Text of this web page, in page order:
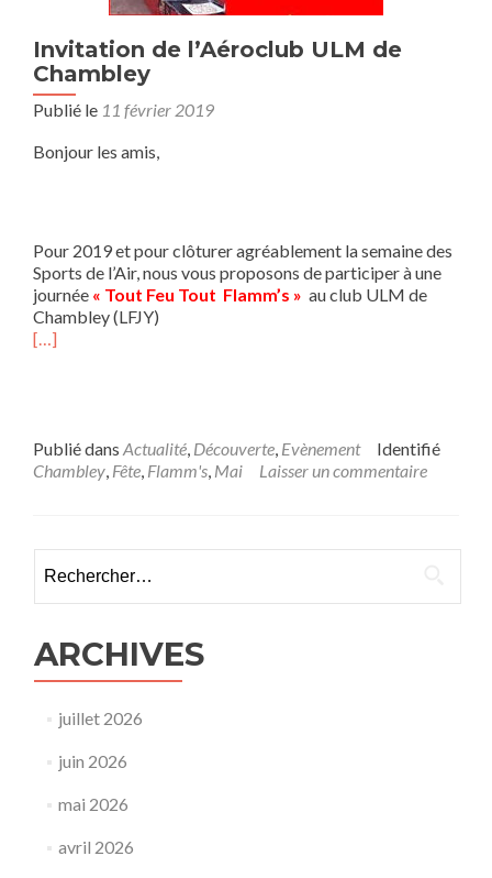
Invitation de l’Aéroclub ULM de
Chambley
Publié le 11 février 2019
Bonjour les amis,
Pour 2019 et pour clôturer agréablement la semaine des
Sports de l’Air, nous vous proposons de participer à une
journée « Tout Feu Tout Flamm’s » au club ULM de
Chambley (LFJY)
[…]
Publié dans Actualité, Découverte, Evènement
Identifié
Chambley, Fête, Flamm's, Mai Laisser un commentaire
ARCHIVES
juillet 2026
juin 2026
mai 2026
avril 2026